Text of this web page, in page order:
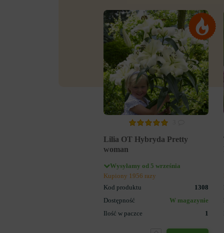
Lilia OT Hybryda Pretty
woman
Wysyłamy od 5 września
Kupiony 1956 razy
Kod produktu
1308
Dostępność
W magazynie
Ilość w paczce
1